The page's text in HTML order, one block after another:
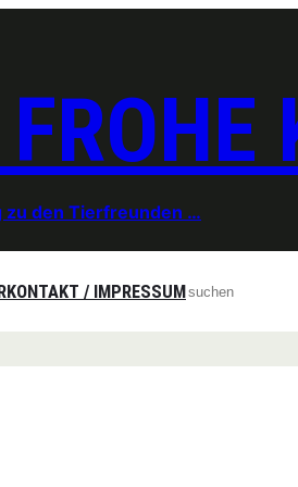
zu den Tierfreunden …
KONTAKT / IMPRESSUMSearch